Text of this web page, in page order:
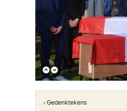
› Gedenktekens